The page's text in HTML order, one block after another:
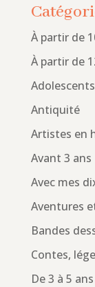
À partir de
À partir de
Adolescents
Antiquité
Artistes en
Avant 3 ans
Avec mes
Aventures
Bandes
Contes,
De 3 à 5 ans